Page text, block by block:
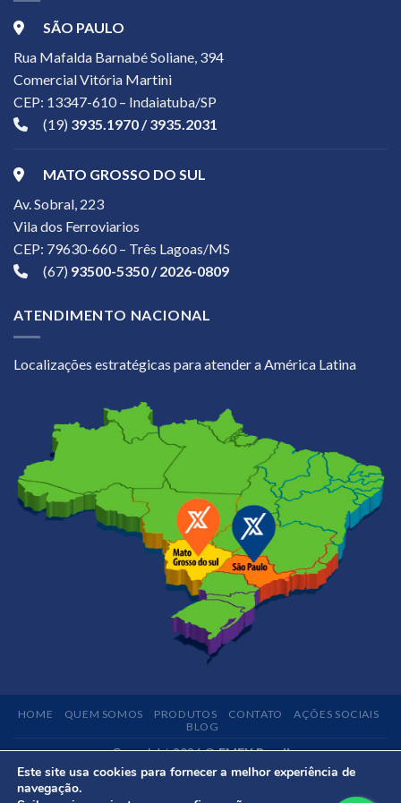
SÃO PAULO
Rua Mafalda Barnabé Soliane, 394
Comercial Vitória Martini
CEP: 13347-610 – Indaiatuba/SP
(19) 3935.1970 / 3935.2031
MATO GROSSO DO SUL
Av. Sobral, 223
Vila dos Ferroviarios
CEP: 79630-660 – Três Lagoas/MS
(67) 93500-5350 / 2026-0809
ATENDIMENTO NACIONAL
Localizações estratégicas para atender a América Latina
HOME QUEM SOMOS PRODUTOS CONTATO
AÇÕES SOCIAIS
BLOG
Copyright 2026 ©EMEX Brasil
Este site usa cookies para fornecer a melhor experiência de
navegação.